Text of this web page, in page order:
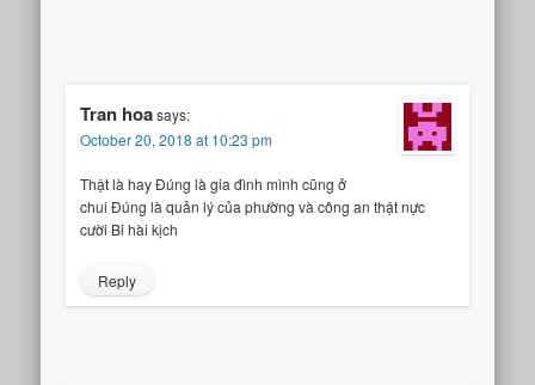
Tran hoasays:
October 20, 2018 at 10:23 pm
Thật là hay Đúng là gia đình mình cũng ở
chui Đúng là quản lý của phường và công an thật nực
cười Bi hài kịch
Reply